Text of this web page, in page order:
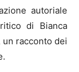
autoriale
di Bianca
racconto dei